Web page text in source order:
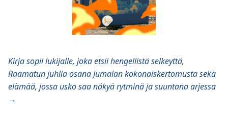
Kirja sopii lukijalle, joka etsii hengellistä selkeyttä,
Raamatun juhlia osana Jumalan kokonaiskertomusta sekä
elämää, jossa usko saa näkyä rytminä ja suuntana arjessa
→